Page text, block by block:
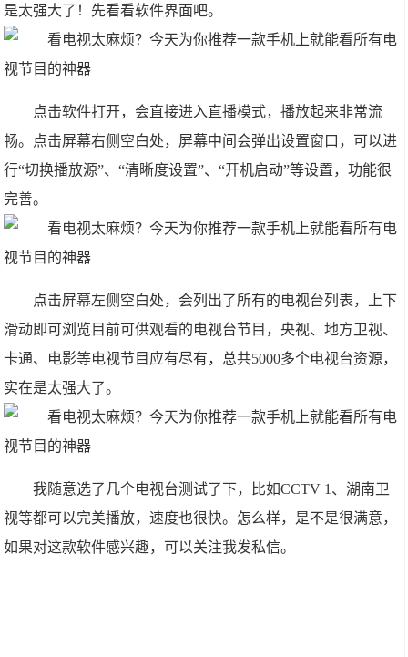
是太强大了！先看看软件界面吧。
点击软件打开，会直接进入直播模式，播放起来非常流
畅。点击屏幕右侧空白处，屏幕中间会弹出设置窗口，可以进
行“切换播放源”、“清晰度设置”、“开机启动”等设置，功能很
完善。
点击屏幕左侧空白处，会列出了所有的电视台列表，上下
滑动即可浏览目前可供观看的电视台节目，央视、地方卫视、
卡通、电影等电视节目应有尽有，总共5000多个电视台资源，
实在是太强大了。
我随意选了几个电视台测试了下，比如CCTV 1、湖南卫
视等都可以完美播放，速度也很快。怎么样，是不是很满意，
如果对这款软件感兴趣，可以关注我发私信。